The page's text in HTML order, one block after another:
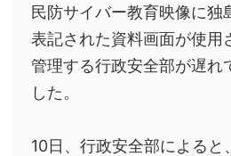
民防サイバー教育映像に独
表記された資料画面が使用
管理する行政安全部が遅れ
した。
10日、行政安全部によると